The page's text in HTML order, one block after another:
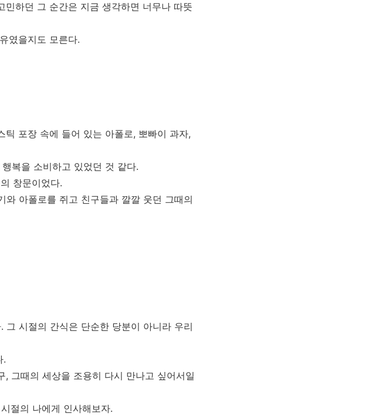
하던 그 순간은 지금 생각하면 너무나 따뜻
였을지도 모른다.
포장 속에 들어 있는 아폴로, 뽀빠이 과자,
복을 소비하고 있었던 것 같다.
창문이었다.
아폴로를 쥐고 친구들과 깔깔 웃던 그때의
시절의 간식은 단순한 당분이 아니라 우리
.
그때의 세상을 조용히 다시 만나고 싶어서일
절의 나에게 인사해보자.